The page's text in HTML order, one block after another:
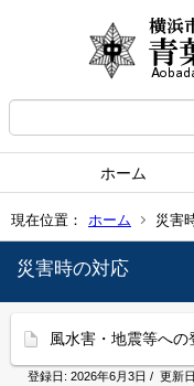
ホーム
現在位置： ホーム 災害
災害時の対応
風水害・地震等へ
登録日: 2026年6月3日 / 更新